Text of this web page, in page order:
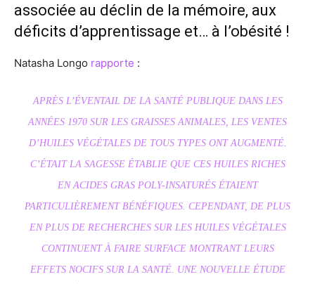
associée au déclin de la mémoire, aux
déficits d’apprentissage et… à l’obésité !
Natasha Longo rapporte :
APRÈS L’ÉVENTAIL DE LA SANTÉ PUBLIQUE DANS LES
ANNÉES 1970 SUR LES GRAISSES ANIMALES, LES VENTES
D’HUILES VÉGÉTALES DE TOUS TYPES ONT AUGMENTÉ.
C’ÉTAIT LA SAGESSE ÉTABLIE QUE CES HUILES RICHES
EN ACIDES GRAS POLY-INSATURÉS ÉTAIENT
PARTICULIÈREMENT BÉNÉFIQUES. CEPENDANT, DE PLUS
EN PLUS DE RECHERCHES SUR LES HUILES VÉGÉTALES
CONTINUENT À FAIRE SURFACE MONTRANT LEURS
EFFETS NOCIFS SUR LA SANTÉ. UNE NOUVELLE ÉTUDE